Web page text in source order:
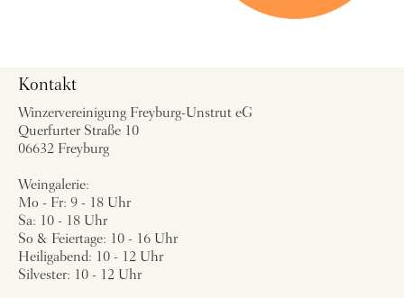
Kontakt
Winzervereinigung Freyburg-Unstrut eG
Querfurter Straße 10
06632 Freyburg
Weingalerie:
Mo - Fr: 9 - 18 Uhr
Sa: 10 - 18 Uhr
So & Feiertage: 10 - 16 Uhr
Heiligabend: 10 - 12 Uhr
Silvester: 10 - 12 Uhr